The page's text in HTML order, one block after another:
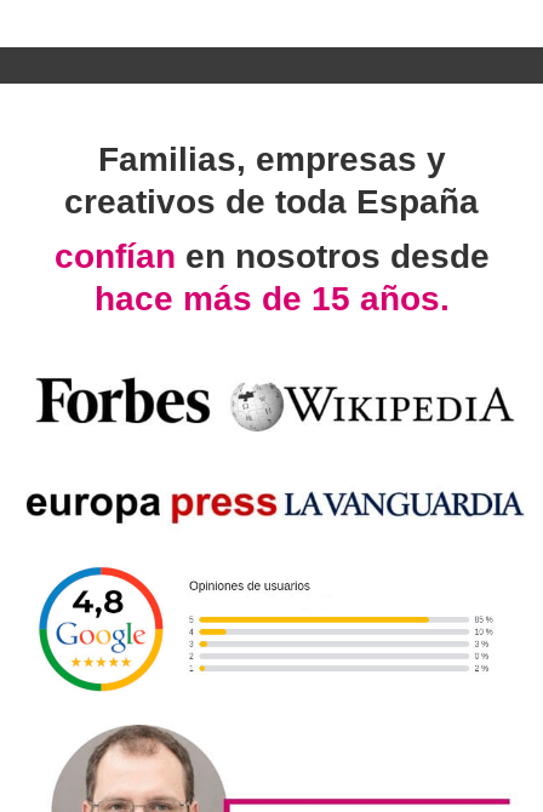
Familias, empresas y
creativos de toda España
confían en nosotros desde
hace más de 15 años.